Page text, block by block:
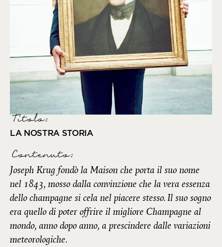
Titolo:
LA NOSTRA STORIA
Contenuto:
Joseph Krug fondò la Maison che porta il suo nome
nel 1843, mosso dalla convinzione che la vera essenza
dello champagne si cela nel piacere stesso. Il suo sogno
era quello di poter offrire il migliore Champagne al
mondo, anno dopo anno, a prescindere dalle variazioni
meteorologiche.